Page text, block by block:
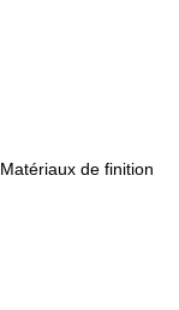
Matériaux de finition